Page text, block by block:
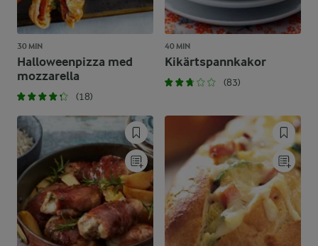
30 MIN
Halloweenpizza med
mozzarella
(18)
40 MIN
Kikärtspannkakor
(83)